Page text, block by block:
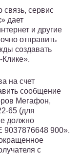
связь, сервис
дает
и другие
отправить
создавать
на счет
сообщение
Мегафон,
65 (для
должно
9037876648 900».
с